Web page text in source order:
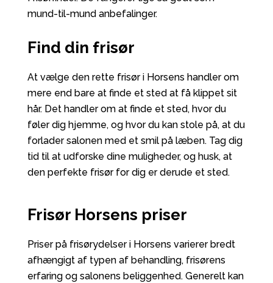
mund-til-mund anbefalinger.
Find din frisør
At vælge den rette frisør i Horsens handler om
mere end bare at finde et sted at få klippet sit
hår. Det handler om at finde et sted, hvor du
føler dig hjemme, og hvor du kan stole på, at du
forlader salonen med et smil på læben. Tag dig
tid til at udforske dine muligheder, og husk, at
den perfekte frisør for dig er derude et sted.
Frisør Horsens priser
Priser på frisørydelseri Horsens varierer bredt
afhængigt af typen af behandling, frisørens
erfaring og salonens beliggenhed. Generelt kan